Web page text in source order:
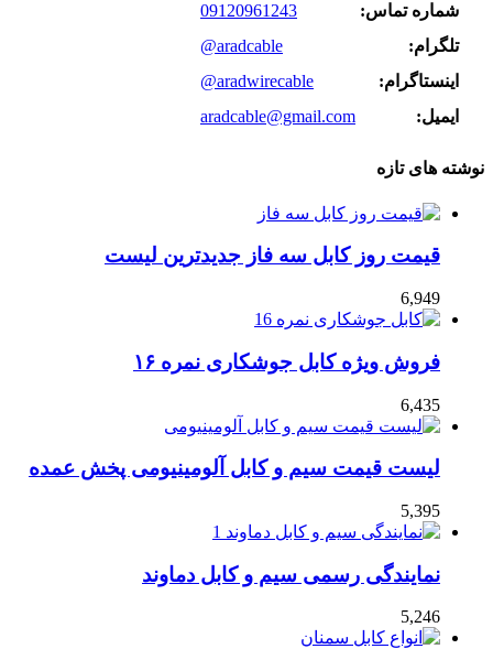
شماره تماس:
09120961243
تلگرام:
@aradcable
اینستاگرام:
@aradwirecable
ایمیل:
aradcable@gmail.com
نوشته های تازه
قیمت روز کابل سه فاز جدیدترین لیست
6,949
فروش ویژه کابل جوشکاری نمره ۱۶
6,435
لیست قیمت سیم و کابل آلومینیومی پخش عمده
5,395
نمایندگی رسمی سیم و کابل دماوند
5,246